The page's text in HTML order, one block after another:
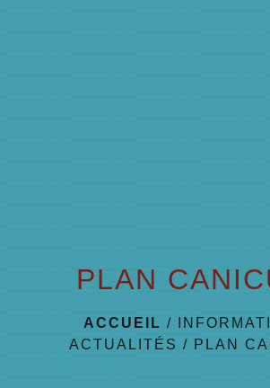
PLAN
ACCUEIL /
ACTUALITÉS / PLAN